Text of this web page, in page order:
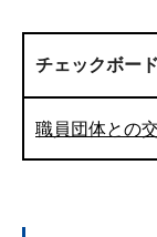
チェックボー
職員団体との